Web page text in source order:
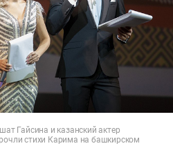
Гайсина и казанский актер
стихи Карима на башкирском